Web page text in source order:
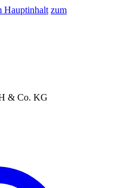
Hauptinhalt zum
& Co. KG